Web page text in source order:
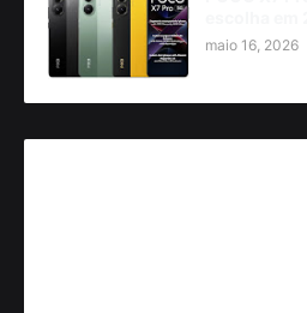
maio 16, 2026